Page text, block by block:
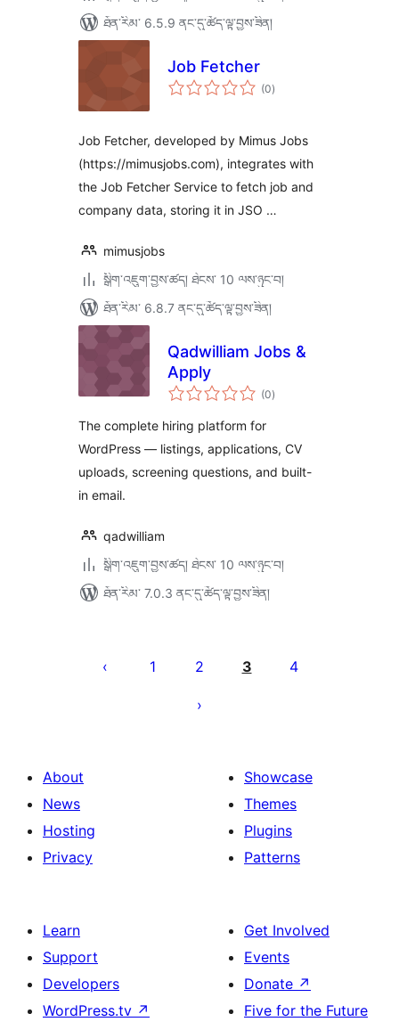
ཐོན་རིམ་ 6.5.9 ནང་དུ་ཚོད་ལྟ་བྱས་ཟིན།
Job Fetcher
(0གདེང་
འཇོག་
)
Job Fetcher, developed by Mimus Jobs
(https://mimusjobs.com), integrates with
the Job Fetcher Service to fetch job and
company data, storing it in JSO …
mimusjobs
སྒྲིག་འཇུག་བྱས་ཚད། ཐེངས་ 10 ལས་ཉུང་བ།
ཐོན་རིམ་ 6.8.7 ནང་དུ་ཚོད་ལྟ་བྱས་ཟིན།
Qadwilliam Jobs &
Apply
(0གདེང་
འཇོག་
)
The complete hiring platform for
WordPress — listings, applications, CV
uploads, screening questions, and built-
in email.
qadwilliam
སྒྲིག་འཇུག་བྱས་ཚད། ཐེངས་ 10 ལས་ཉུང་བ།
ཐོན་རིམ་ 7.0.3 ནང་དུ་ཚོད་ལྟ་བྱས་ཟིན།
pagination
1 2 3 4
About
News
Hosting
Privacy
Showcase
Themes
Plugins
Patterns
Learn
Support
Developers
WordPress.tv ↗
Get Involved
Events
Donate ↗
Five for the Future